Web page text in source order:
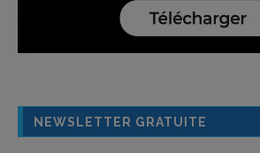
NEWSLETTER GRATUITE